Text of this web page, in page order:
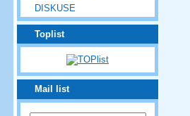
DISKUSE
Toplist
Mail list